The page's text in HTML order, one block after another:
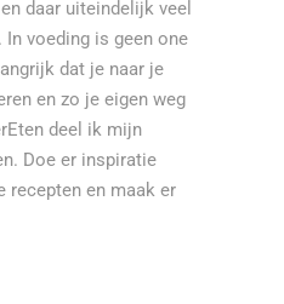
daar uiteindelijk veel
voeding is geen one
dat je naar je
en zo je eigen weg
deel ik mijn
Doe er inspiratie
recepten en maak er